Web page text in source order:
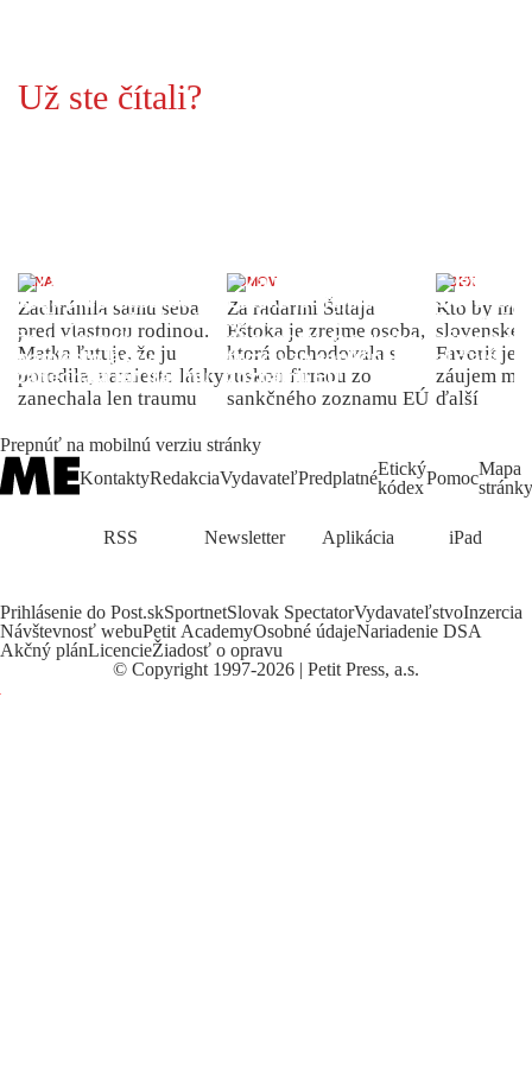
Už ste čítali?
ŽENA
Zachránila samu seba
pred vlastnou rodinou.
Matka ľutuje, že ju
porodila, namiesto lásky
zanechala len traumu
DOMOV
Za radarmi Šutaja
Eštoka je zrejme osoba,
ktorá obchodovala s
ruskou firmou zo
sankčného zoznamu EÚ
INDEX
Kto by
slovenské
Favorit je
záujem
ďalší
Prepnúť na mobilnú verziu stránky
KontaktyRedakciaVydavateľPredplatnéEtický
kódexPomocMapa
stránky
RSS Newsletter Aplikácia iPad
Prihlásenie do Post.skSportnetSlovak SpectatorVydavateľstvoInzercia
Návštevnosť webuPetit AcademyOsobné údajeNariadenie DSA
Akčný plánLicencieŽiadosť o opravu
© Copyright1997-2026 | Petit Press, a.s.